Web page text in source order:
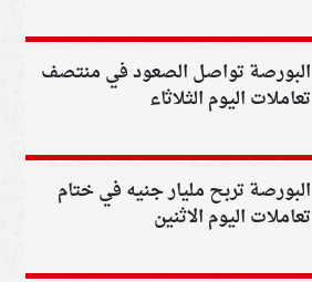
البورصة تواصل الصعود في منتصف
تعاملات اليوم الثلاثاء
البورصة تربح مليار جنيه في ختام
تعاملات اليوم الاثنين